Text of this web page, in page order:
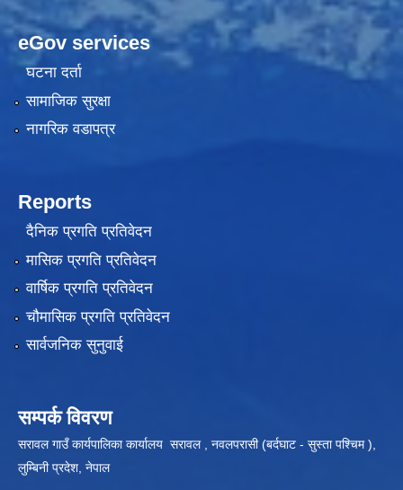
eGov services
घटना दर्ता
सामाजिक सुरक्षा
नागरिक वडापत्र
Reports
दैनिक प्रगति प्रतिवेदन
मासिक प्रगति प्रतिवेदन
वार्षिक प्रगति प्रतिवेदन
चौमासिक प्रगति प्रतिवेदन
सार्वजनिक सुनुवाई
सम्पर्क विवरण
सरावल गाउँ कार्यपालिका कार्यालय सरावल , नवलपरासी (बर्दघाट - सुस्ता पश्चिम ),
लुम्बिनी प्रदेश, नेपाल